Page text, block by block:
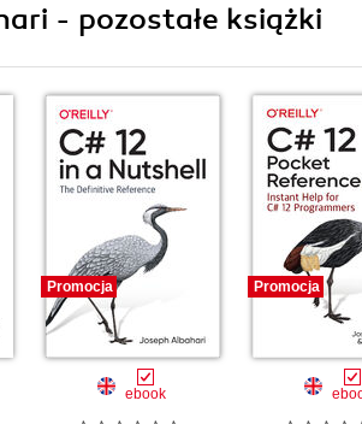
- pozostałe książki
Promocja
ebook
Promocja